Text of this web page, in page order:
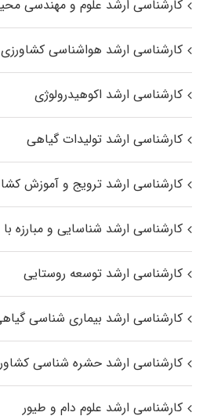
کارشناسی ارشد علوم و مهندسی
کارشناسی ارشد هواشناسی کشاورزی
کارشناسی ارشد اکوهیدرولوژی
کارشناسی ارشد تولیدات گیاهی
کارشناسی ارشد ترویج و آموزش
کارشناسی ارشد شناسایی و مبارزه
کارشناسی ارشد توسعه روستایی
کارشناسی ارشد بیماری‌ شناسی
کارشناسی ارشد حشره‌ شناسی
کارشناسی ارشد علوم دام و طیور